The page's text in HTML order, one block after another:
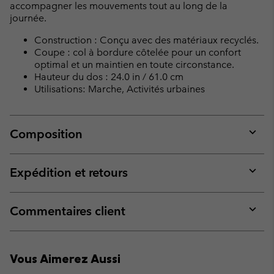
accompagner les mouvements tout au long de la
journée.
Construction : Conçu avec des matériaux recyclés.
Coupe : col à bordure côtelée pour un confort
optimal et un maintien en toute circonstance.
Hauteur du dos : 24.0 in / 61.0 cm
Utilisations: Marche, Activités urbaines
Composition
or
Expédition et retours
or
Commentaires client
or
Vous Aimerez Aussi